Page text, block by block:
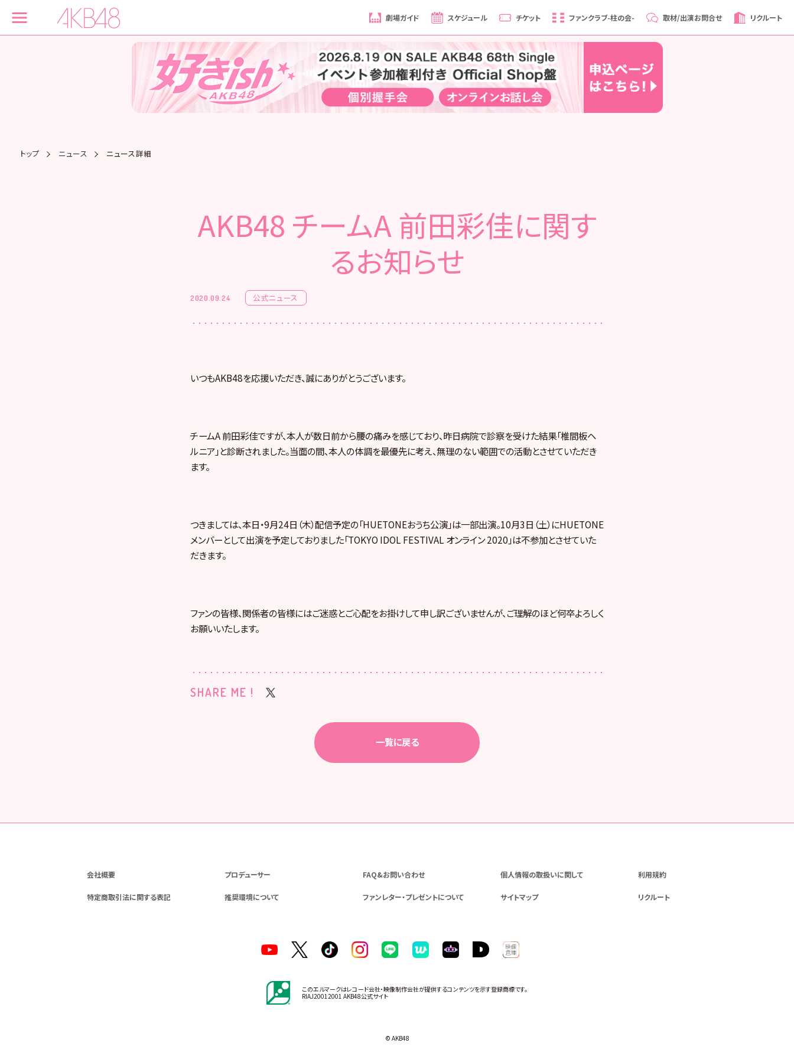
劇場ガイド スケジュール チケット ファンクラブ-柱の会- 取材/出演お問合せ リクルート
トップ ニュース ニュース詳細
AKB48 チームA 前田彩佳に関す
るお知らせ
2020.09.24 公式ニュース
いつもAKB48を応援いただき、誠にありがとうございます。
チームA 前田彩佳ですが、本人が数日前から腰の痛みを感じており、昨日病院で診察を受けた結果「椎間板ヘ
ルニア」と診断されました。当面の間、本人の体調を最優先に考え、無理のない範囲での活動とさせていただき
ます。
つきましては、本日・9月24日（木）配信予定の「HUETONEおうち公演」は一部出演。10月3日（土）にHUETONE
メンバーとして出演を予定しておりました「TOKYO IDOL FESTIVAL オンライン 2020」は不参加とさせていた
だきます。
ファンの皆様、関係者の皆様にはご迷惑とご心配をお掛けして申し訳ございませんが、ご理解のほど何卒よろしく
お願いいたします。
SHARE ME !
一覧に戻る
会社概要 プロデューサー FAQ&お問い合わせ 個人情報の取扱いに関して 利用規約
特定商取引法に関する表記 推奨環境について ファンレター・プレゼントについて サイトマップ リクルート
このエルマークはレコード会社・映像制作会社が提供するコンテンツを示す登録商標です。
RIAJ20012001 AKB48公式サイト
© AKB48